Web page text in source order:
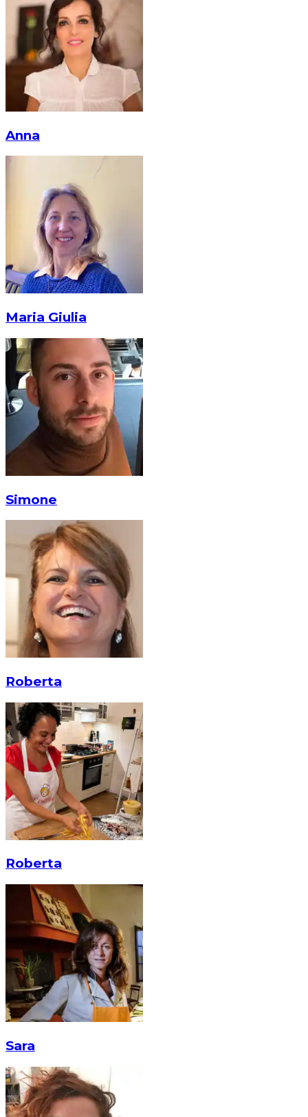
Anna
Maria Giulia
Simone
Roberta
Roberta
Sara